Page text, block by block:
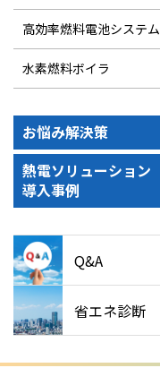
高効率燃料電池システム
水素燃料ボイラ
お悩み解決策
熱電ソリューション
導入事例
Q&A
省エネ診断